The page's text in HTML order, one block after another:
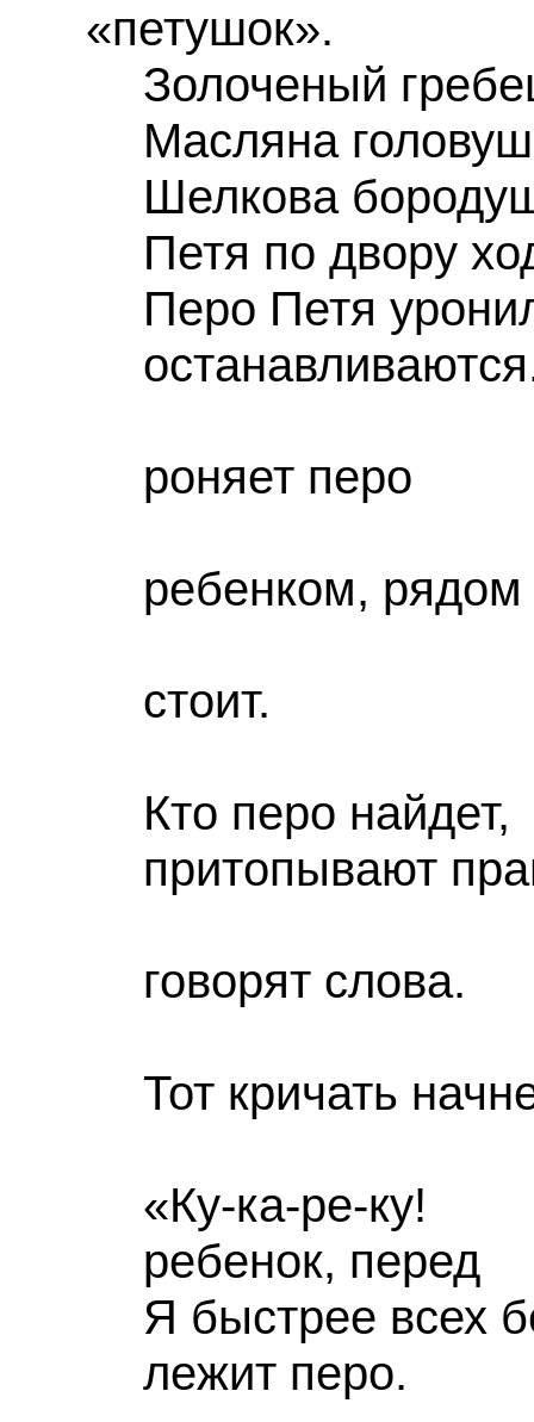
Золоченый
Масляна
Шелкова
Петя по двору
Перо Петя
роняет перо
ребенком, рядом
стоит.
Кто перо
притопывают
говорят слова.
Тот кричать
«Ку-ка-ре-
ребенок, перед
Я быстрее
лежит перо.